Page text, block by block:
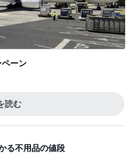
ーン
読む
る不用品の値段